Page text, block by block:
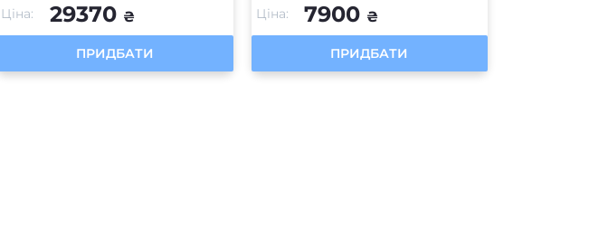
Ціна: 29370 ₴
ПРИДБАТИ
Ціна: 7900 ₴
ПРИДБАТИ